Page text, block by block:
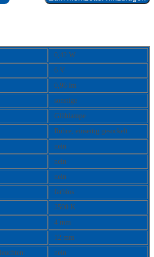
0,42 W
6 V
0,96 lm
sonstige
Glühlampe
Röhre, einseitig gesockelt
nein
nein
nein
farblos
2500 K
4 mm
12 mm
nein